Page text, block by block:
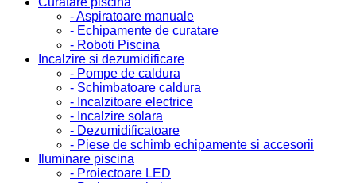
- Aspiratoare manuale
- Echipamente de curatare
- Roboti Piscina
Incalzire si dezumidificare
- Pompe de caldura
- Schimbatoare caldura
- Incalzitoare electrice
- Incalzire solara
- Dezumidificatoare
- Piese de schimb echipamente si accesorii
Iluminare piscina
- Proiectoare LED